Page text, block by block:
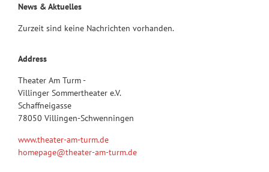
News & Aktuelles
Zurzeit sind keine Nachrichten vorhanden.
Address
Theater Am Turm -
Villinger Sommertheater e.V.
Schaffneigasse
78050 Villingen-Schwenningen
www.theater-am-turm.de
homepage@theater-am-turm.de